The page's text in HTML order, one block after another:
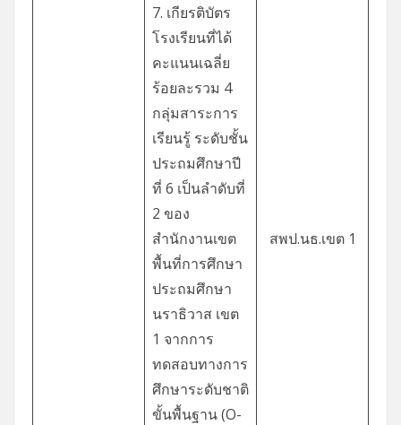
7. เกียรติบัตร
โรงเรียนที่ได้
คะแนนเฉลี่ย
ร้อยละรวม 4
กลุ่มสาระการ
เรียนรู้ ระดับชั้น
ประถมศึกษาปี
ที่ 6 เป็นลำดับที่
2 ของ
สำนักงานเขต
พื้นที่การศึกษา
ประถมศึกษา
นราธิวาส เขต
1 จากการ
ทดสอบทางการ
ศึกษาระดับชาติ
ขั้นพื้นฐาน (O-
สพป.นธ.เขต 1